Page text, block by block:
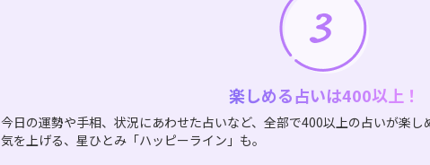
楽しめる占いは400以上！
今日の運勢や手相、状況にあわせた占いなど、全部で400以上の占いが楽
気を上げる、星ひとみ「ハッピーライン」も。